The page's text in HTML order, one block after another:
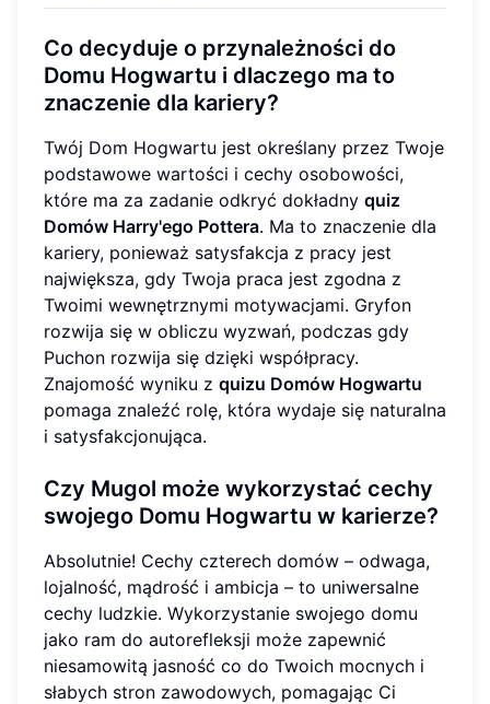
Co decyduje o przynależności do
Domu Hogwartu i dlaczego ma to
znaczenie dla kariery?
Twój Dom Hogwartu jest określany przez Twoje
podstawowe wartości i cechy osobowości,
które ma za zadanie odkryć dokładny quiz
Domów Harry'ego Pottera. Ma to znaczenie dla
kariery, ponieważ satysfakcja z pracy jest
największa, gdy Twoja praca jest zgodna z
Twoimi wewnętrznymi motywacjami. Gryfon
rozwija się w obliczu wyzwań, podczas gdy
Puchon rozwija się dzięki współpracy.
Znajomość wyniku z quizu Domów Hogwartu
pomaga znaleźć rolę, która wydaje się naturalna
i satysfakcjonująca.
Czy Mugol może wykorzystać cechy
swojego Domu Hogwartu w karierze?
Absolutnie! Cechy czterech domów – odwaga,
lojalność, mądrość i ambicja – to uniwersalne
cechy ludzkie. Wykorzystanie swojego domu
jako ram do autorefleksji może zapewnić
niesamowitą jasność co do Twoich mocnych i
słabych stron zawodowych, pomagając Ci